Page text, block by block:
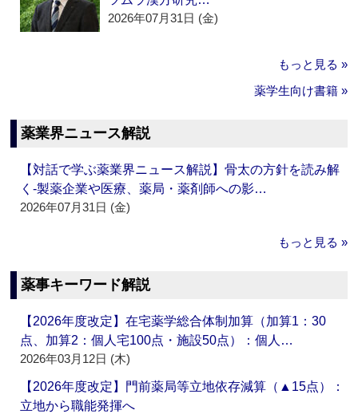
2026年07月31日 (金)
もっと見る »
薬学生向け書籍 »
薬業界ニュース解説
【対話で学ぶ薬業界ニュース解説】骨太の方針を読み解
く‐製薬企業や医療、薬局・薬剤師への影…
2026年07月31日 (金)
もっと見る »
薬事キーワード解説
【2026年度改定】在宅薬学総合体制加算（加算1：30
点、加算2：個人宅100点・施設50点）：個人…
2026年03月12日 (木)
【2026年度改定】門前薬局等立地依存減算（▲15点）：
立地から職能発揮へ